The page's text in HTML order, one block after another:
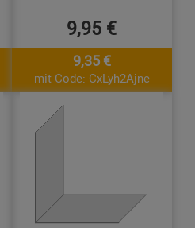
9,95 €
9,35 €
mit Code: CxLyh2Ajne